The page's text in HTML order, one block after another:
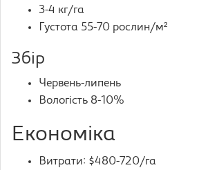
3-4 кг/га
Густота 55-70 рослин/м²
Збір
Червень-липень
Вологість 8-10%
Економіка
Витрати: $480-720/га